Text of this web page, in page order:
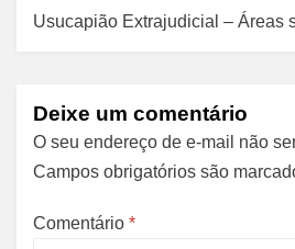
Usucapião Extrajudicial – Áreas
Deixe um comentário
O seu endereço de e-mail não
Campos obrigatórios são
Comentário *